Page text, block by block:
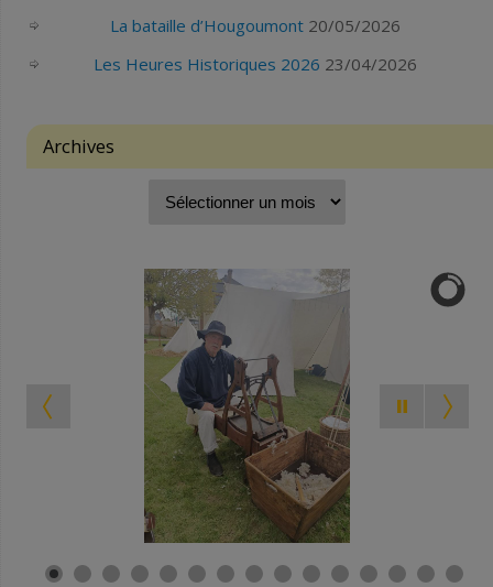
La bataille d’Hougoumont 20/05/2026
Les Heures Historiques 2026 23/04/2026
Archives